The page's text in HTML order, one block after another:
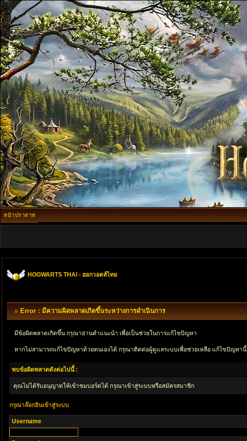
หน้าปราสาท
HOGWARTS THAI - ฮอกวอตส์ไทย
Error : มีความผิดพลาดเกิดขึ้นระหว่างการดำเนินการ
มีข้อผิดพลาดเกิดขึ้น กรุณาอ่านคำแนะนำ เพื่อเป็นช่วยในการแก้ไขปัญหา
หากไม่สามารถแก้ไขปัญหาด้วยตนเองได้ กรุณาติตด่อผู้ดูแลระบบเพื่อช่วยเหลือ แก้ไขปัญหานี้
พบข้อผิดพลาดดังต่อไปนี้ :
คุณไม่ได้รับอนุญาตให้เข้าชมบอร์ดได้ กรุณาเข้าสู่ระบบหรือสมัครสมาชิก
กรุณาล๊อกอินเข้าสู่ระบบ
Username